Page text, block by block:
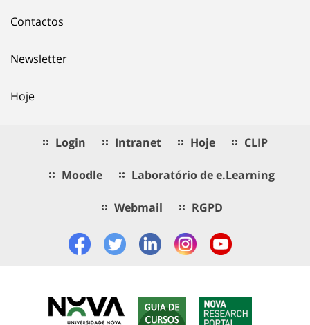
Contactos
Newsletter
Hoje
Login Intranet Hoje CLIP
Moodle Laboratório de e.Learning
Webmail RGPD